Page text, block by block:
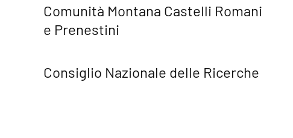
Comunità Montana Castelli Romani
e Prenestini
Consiglio Nazionale delle Ricerche